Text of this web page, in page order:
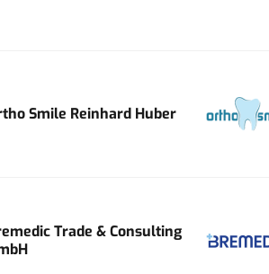
Smile Reinhard Huber
Trade & Consulting